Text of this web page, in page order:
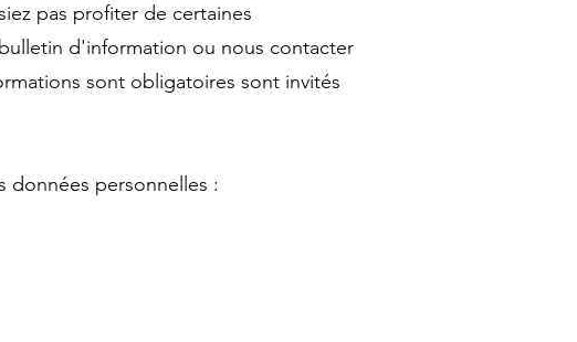
pas profiter de certaines
d'information ou nous contacter
sont obligatoires sont invités
données personnelles :